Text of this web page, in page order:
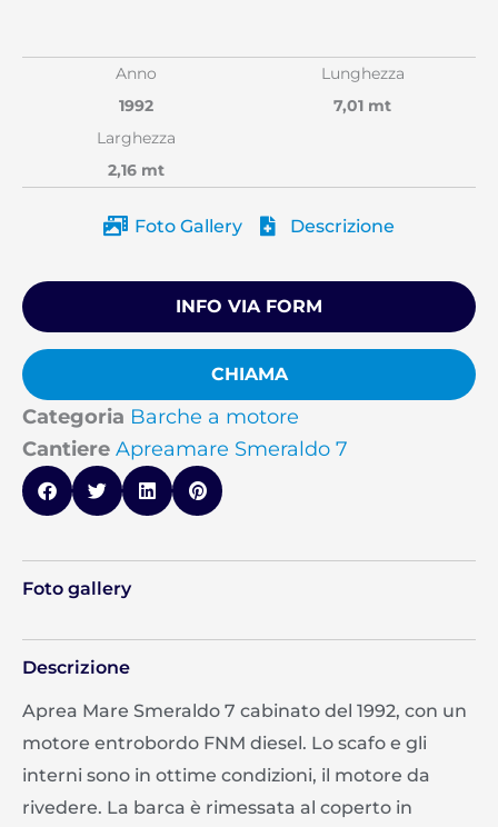
Anno
1992
Lunghezza
7,01 mt
Larghezza
2,16 mt
Foto Gallery Descrizione
INFO VIA FORM
CHIAMA
Categoria Barche a motore
Cantiere Apreamare Smeraldo 7
Foto gallery
Descrizione
Aprea Mare Smeraldo 7 cabinato del 1992, con un
motore entrobordo FNM diesel. Lo scafo e gli
interni sono in ottime condizioni, il motore da
rivedere. La barca è rimessata al coperto in